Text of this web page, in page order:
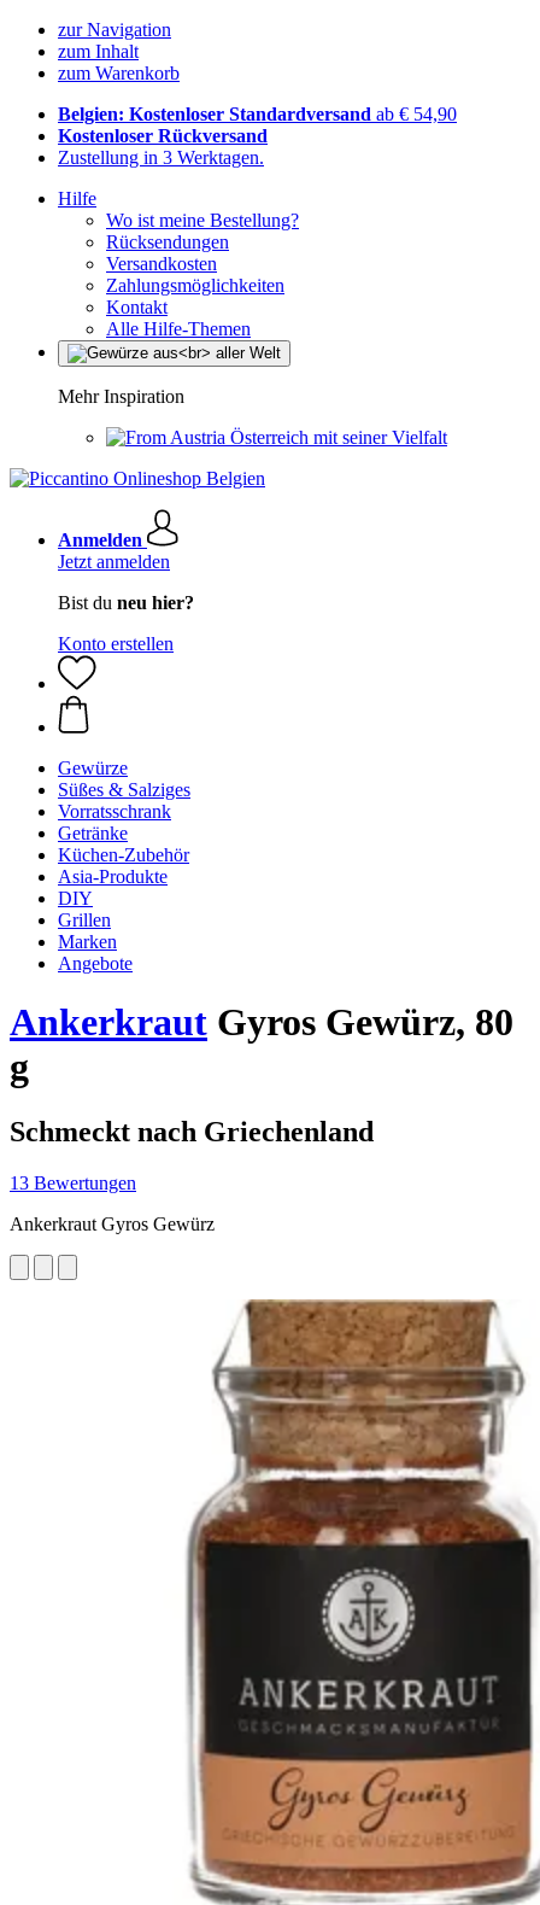
zur Navigation
zum Inhalt
zum Warenkorb
Belgien: Kostenloser Standardversand ab € 54,90
Kostenloser Rückversand
Zustellung in 3 Werktagen.
Hilfe
Wo ist meine Bestellung?
Rücksendungen
Versandkosten
Zahlungsmöglichkeiten
Kontakt
Alle Hilfe-Themen
Mehr Inspiration
Österreich mit seiner Vielfalt
Anmelden
Jetzt anmelden
Bist du neu hier?
Konto erstellen
Gewürze
Süßes & Salziges
Vorratsschrank
Getränke
Küchen-Zubehör
Asia-Produkte
DIY
Grillen
Marken
Angebote
Ankerkraut Gyros Gewürz, 80
g
Schmeckt nach Griechenland
13 Bewertungen
Ankerkraut Gyros Gewürz